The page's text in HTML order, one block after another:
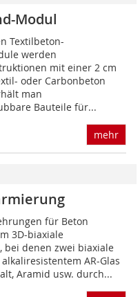
Modul
Textilbeton-
werden
mit einer 2 cm
oder Carbonbeton
man
Bauteile für...
mehr
für Beton
3D-biaxiale
bei denen zwei biaxiale
AR-Glas
Aramid usw. durch...